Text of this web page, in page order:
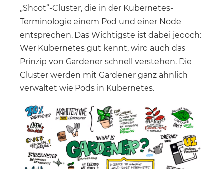
„Shoot“-Cluster, die in der Kubernetes-
Terminologie einem Pod und einer Node
entsprechen. Das Wichtigste ist dabei jedoch:
Wer Kubernetes gut kennt, wird auch das
Prinzip von Gardener schnell verstehen. Die
Cluster werden mit Gardener ganz ähnlich
verwaltet wie Pods in Kubernetes.